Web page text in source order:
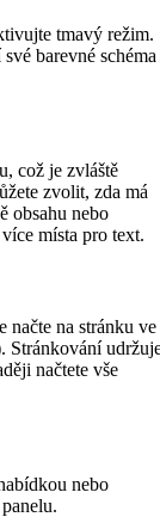
tmavý režim.
barevné schéma
což je zvláště
zvolit, zda má
obsahu nebo
místa pro text.
načte na stránku ve
Stránkování
načtete vše
nebo